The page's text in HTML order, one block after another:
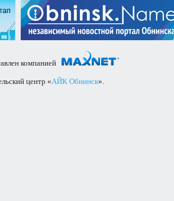
компанией
центр «АЙК Обнинск».